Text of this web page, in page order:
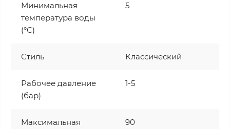
Минимальная
температура воды
(°C)
5
Стиль Классический
Рабочее давление
(бар)
1-5
Максимальная
90